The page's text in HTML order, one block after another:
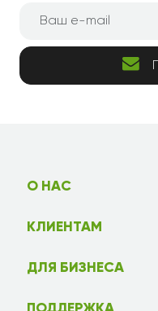
О НАС
КЛИЕНТАМ
ДЛЯ БИЗНЕСА